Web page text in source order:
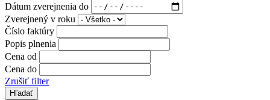
Dátum zverejnenia do
Zverejnený v roku
Číslo faktúry
Popis plnenia
Cena od
Cena do
Zrušiť filter